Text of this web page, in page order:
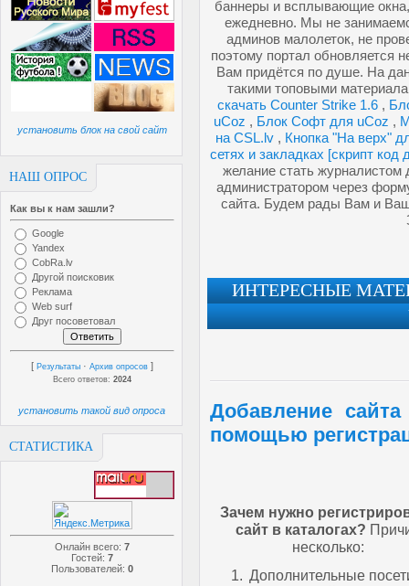
установить блок на свой сайт
НАШ ОПРОС
Как вы к нам зашли?
Google
Yandex
CobRa.lv
Другой поисковик
Реклама
Web surf
Друг посоветовал
[ Результаты · Архив опросов ]
Всего ответов: 2024
установить такой вид опроса
СТАТИСТИКА
Онлайн всего: 7
Гостей: 7
Пользователей: 0
баннеры и всплывающие
ежедневно. Мы не
админов малолеток, не
поэтому портал обновляется
Вам придётся по душе. На
такими топовыми
скачать Counter Strike 1.6 ,
uCoz , Блок Софт для uCoz ,
на CSL.lv , Кнопка "На верх"
сетях и закладках [скрипт код
желание стать журналистом
администратором через
сайта. Будем рады Вам и
ИНТЕРЕСНЫЕ
Добавление
помощью
Зачем нужно
сайт в каталогах?
несколько:
Дополнительные